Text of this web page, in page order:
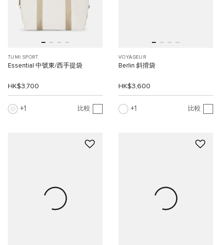
TUMI SPORT
Essential 中號東/西手提袋
HK$3,700
1 比較
VOYAGEUR
Berlin 斜揹袋
HK$3,600
1 比較